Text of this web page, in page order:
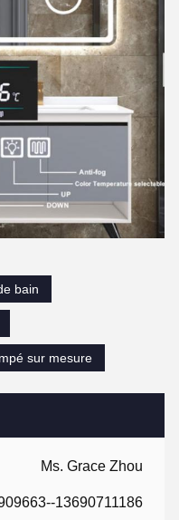
Ms. Grace Zhou
13690711186
bain
sur mesure